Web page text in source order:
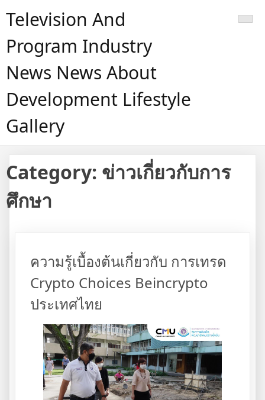
Television And
Program Industry
News News About
Development Lifestyle
Gallery
Category: ข่าวเกี่ยวกับการ
ศึกษา
ความรู้เบื้องต้นเกี่ยวกับ การเทรด
Crypto Choices Beincrypto
ประเทศไทย